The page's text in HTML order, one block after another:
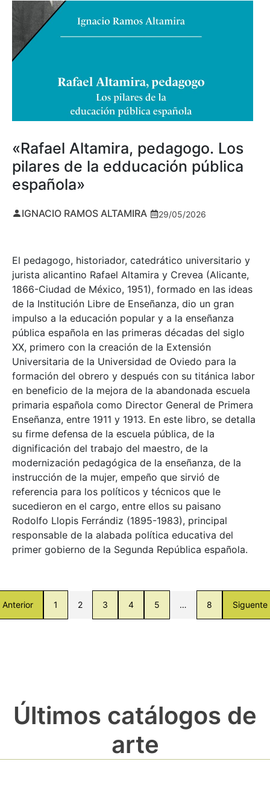
«Rafael Altamira, pedagogo. Los
pilares de la edducación pública
española»
IGNACIO RAMOS ALTAMIRA 29/05/2026
El pedagogo, historiador, catedrático universitario y
jurista alicantino Rafael Altamira y Crevea (Alicante,
1866-Ciudad de México, 1951), formado en las ideas
de la Institución Libre de Enseñanza, dio un gran
impulso a la educación popular y a la enseñanza
pública española en las primeras décadas del siglo
XX, primero con la creación de la Extensión
Universitaria de la Universidad de Oviedo para la
formación del obrero y después con su titánica labor
en beneficio de la mejora de la abandonada escuela
primaria española como Director General de Primera
Enseñanza, entre 1911 y 1913. En este libro, se detalla
su firme defensa de la escuela pública, de la
dignificación del trabajo del maestro, de la
modernización pedagógica de la enseñanza, de la
instrucción de la mujer, empeño que sirvió de
referencia para los políticos y técnicos que le
sucedieron en el cargo, entre ellos su paisano
Rodolfo Llopis Ferrándiz (1895-1983), principal
responsable de la alabada política educativa del
primer gobierno de la Segunda República española.
Anterior 1 2 3 4 5 … 8 Siguente
Últimos catálogos de
arte